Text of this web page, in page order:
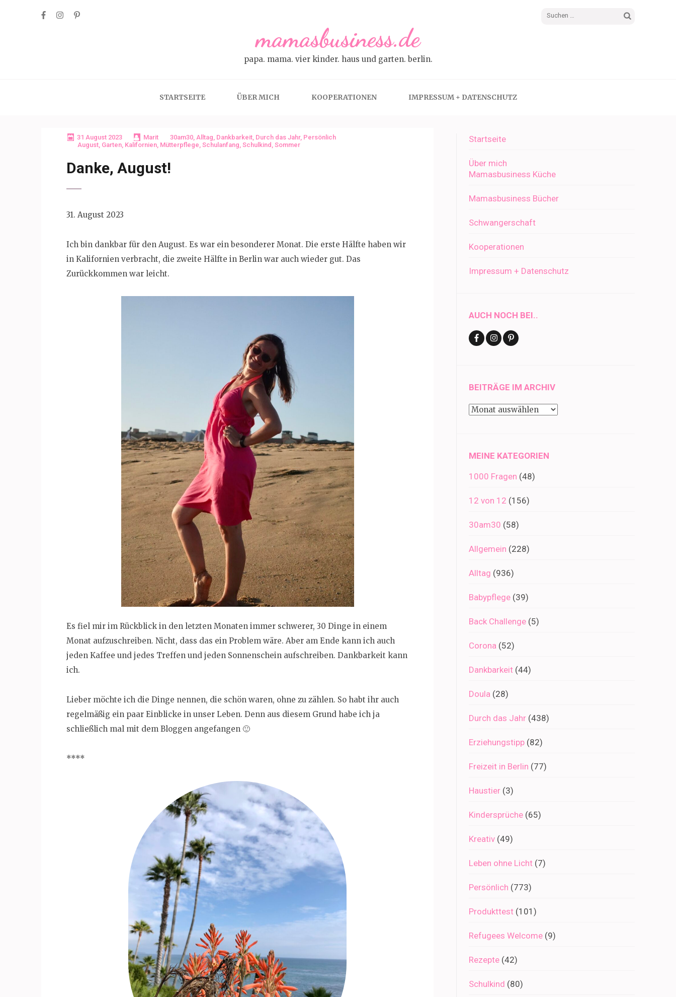
Suchen
mamasbusiness.de
papa. mama. vier kinder. haus und garten. berlin.
STARTSEITE ÜBER MICH KOOPERATIONEN IMPRESSUM + DATENSCHUTZ
31 August 2023 Marit 30am30, Alltag, Dankbarkeit, Durch das Jahr, Persönlich
August, Garten, Kalifornien, Mütterpflege, Schulanfang, Schulkind , Sommer
Danke, August!
31. August 2023
Ich bin dankbar für den August. Es war ein besonderer Monat. Die erste Hälfte haben wir
in Kalifornien verbracht, die zweite Hälfte in Berlin war auch wieder gut. Das
Zurückkommen war leicht.
Es fiel mir im Rückblick in den letzten Monaten immer schwerer, 30 Dinge in einem
Monat aufzuschreiben. Nicht, dass das ein Problem wäre. Aber am Ende kann ich auch
jeden Kaffee und jedes Treffen und jeden Sonnenschein aufschreiben. Dankbarkeit kann
ich.
Lieber möchte ich die Dinge nennen, die schön waren, ohne zu zählen. So habt ihr auch
regelmäßig ein paar Einblicke in unser Leben. Denn aus diesem Grund habe ich ja
schließlich mal mit dem Bloggen angefangen 🙂
****
Startseite
Über mich
Mamasbusiness Küche
Mamasbusiness Bücher
Schwangerschaft
Kooperationen
Impressum + Datenschutz
AUCH NOCH BEI..
BEITRÄGE IM ARCHIV
Beiträge
MEINE KATEGORIEN
1000 Fragen (48)
12 von 12 (156)
30am30 (58)
Allgemein (228)
Alltag (936)
Babypflege (39)
Back Challenge (5)
Corona (52)
Dankbarkeit (44)
Doula (28)
Durch das Jahr (438)
Erziehungstipp (82)
Freizeit in Berlin (77)
Haustier (3)
Kindersprüche (65)
Kreativ (49)
Leben ohne Licht (7)
Persönlich (773)
Produkttest (101)
Refugees Welcome (9)
Rezepte (42)
Schulkind (80)